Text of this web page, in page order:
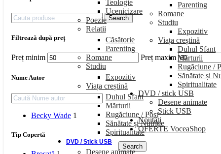
Parenting
Romane
Studiu
Expozitiv
Viața creștină
Duhul Sfant
Mărturii
Rugăciune /
Sănătate și
Spiritualitate
DVD / stick USB
Desene animate
Stick USB
Noutăți
OFERTE VoceaShop
Search
Teologie
Ucenicizare
Poezie
Relatii
Căsătorie
Parenting
Romane
Studiu
Expozitiv
Viața creștină
Duhul Sfant
Mărturii
Rugăciune / Post
Sănătate și Nutriție
Spiritualitate
DVD / Stick USB
Desene animate
Search
Filtrează după preț
Preț minim Preț maxim
Nume Autor
Becky Wade 1
Tip Copertă